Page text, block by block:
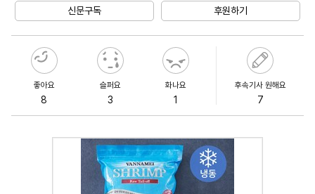
신문구독 후원하기
좋아요
8
슬퍼요
3
화나요
1
후속기사 원해요
7